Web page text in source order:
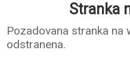
Stranka
Pozadovana stranka na
odstranena.